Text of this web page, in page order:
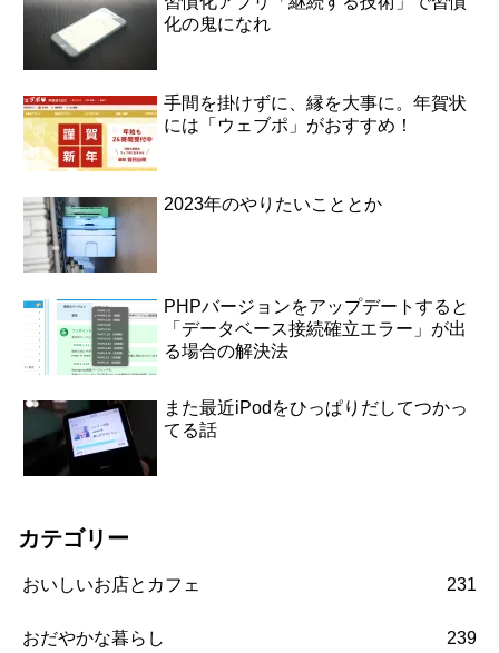
化の鬼になれ
手間を掛けずに、縁を大事に。年賀状
には「ウェブポ」がおすすめ！
2023年のやりたいこととか
PHPバージョンをアップデートすると
「データベース接続確立エラー」が出
る場合の解決法
また最近iPodをひっぱりだしてつかっ
てる話
カテゴリー
おいしいお店とカフェ 231
おだやかな暮らし 239